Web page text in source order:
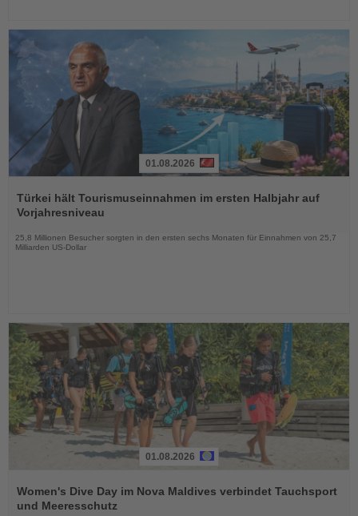
Sie
die
Nachrichten
01.08.2026
Türkei hält Tourismuseinnahmen im ersten Halbjahr auf
Vorjahresniveau
25,8 Millionen Besucher sorgten in den ersten sechs Monaten für Einnahmen von 25,7
Milliarden US-Dollar
Sie
die
01.08.2026
Women's Dive Day im Nova Maldives verbindet Tauchsport
und Meeresschutz